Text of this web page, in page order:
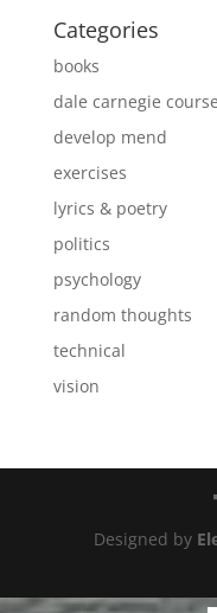
Categories
books
dale carnegie course
develop mend
exercises
lyrics & poetry
politics
psychology
random thoughts
technical
vision
Designed by